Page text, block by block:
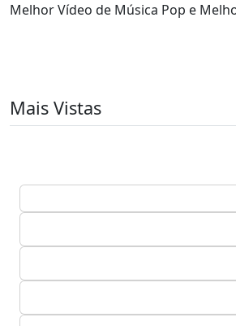
Melhor Vídeo de Música Pop e
Mais Vistas